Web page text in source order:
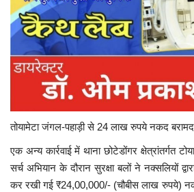
तोयामेटा जंगल-पहाड़ी से 24 लाख रुपये नकद बरामद
एक अन्य कार्रवाई में थाना छोटेडोंगर क्षेत्रांतर्गत
सर्च अभियान के दौरान सुरक्षा बलों ने नक्सलियों
कर रखी गई ₹24,00,000/- (चौबीस लाख रुपये)